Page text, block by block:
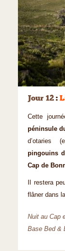
Jour 12 :
Cette
péninsule
d’otaries
pingouins
Cap de
Il restera
flâner dans
Nuit au Cap
Base Bed &